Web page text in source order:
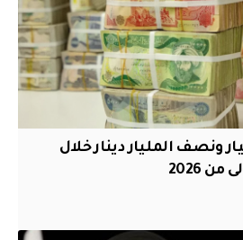
ونصف المليار دينار خلال
2026